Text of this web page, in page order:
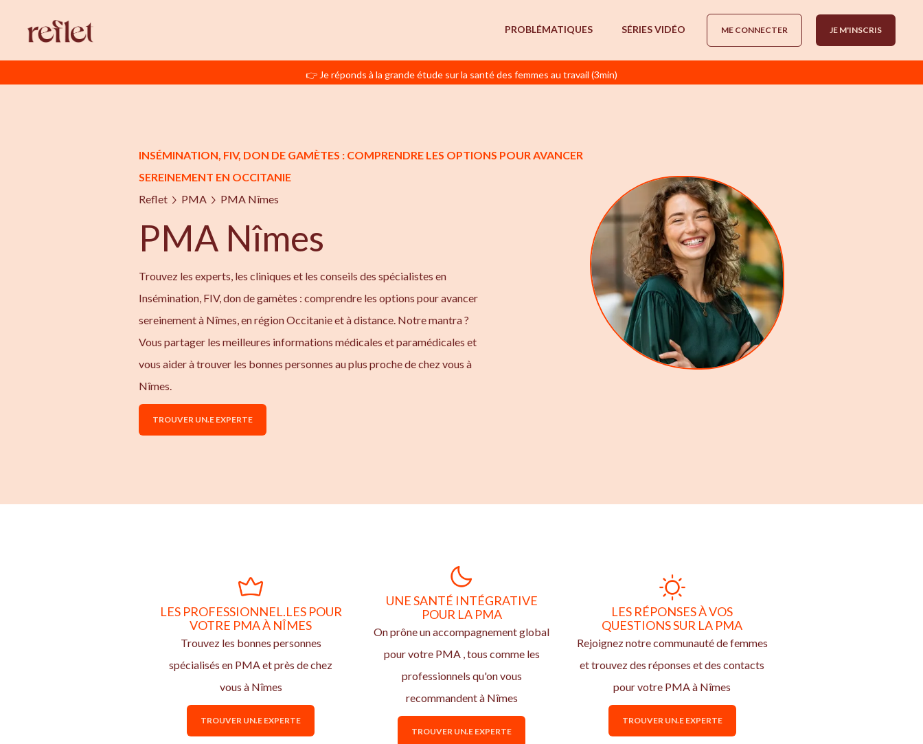
PROBLÉMATIQUES SÉRIES VIDÉO ME CONNECTER JE M'INSCRIS
👉 Je réponds à la grande étude sur la santé des femmes au travail (3min)
INSÉMINATION, FIV, DON DE GAMÈTES : COMPRENDRE LES OPTIONS POUR AVANCER
SEREINEMENT EN OCCITANIE
Reflet
PMA PMA Nîmes
PMA Nîmes
Trouvez les experts, les cliniques et les conseils des spécialistes en
Insémination, FIV, don de gamètes : comprendre les options pour avancer
sereinement à Nîmes, en région Occitanie et à distance. Notre mantra ?
Vous partager les meilleures informations médicales et paramédicales et
vous aider à trouver les bonnes personnes au plus proche de chez vous à
Nîmes.
TROUVER UN.E EXPERTE
LES PROFESSIONNEL.LES POUR
VOTRE PMA À NÎMES
Trouvez les bonnes personnes
spécialisés en PMA et près de chez
vous à Nîmes
TROUVER UN.E EXPERTE
UNE SANTÉ INTÉGRATIVE
POUR LA PMA
On prône un accompagnement global
pour votre PMA , tous comme les
professionnels qu'on vous
recommandent à Nîmes
TROUVER UN.E EXPERTE
LES RÉPONSES À VOS
QUESTIONS SUR LA PMA
Rejoignez notre communauté de femmes
et trouvez des réponses et des contacts
pour votre PMA à Nîmes
TROUVER UN.E EXPERTE